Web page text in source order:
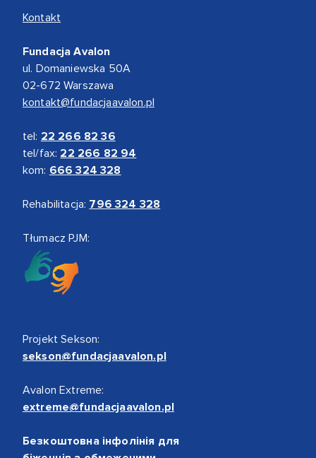
Kontakt
Fundacja Avalon
ul. Domaniewska 50A
02-672 Warszawa
kontakt@fundacjaavalon.pl
tel: 22 266 82 36
tel/fax: 22 266 82 94
kom: 666 324 328
Rehabilitacja: 796 324 328
Tłumacz PJM:
Projekt Sekson:
sekson@fundacjaavalon.pl
Avalon Extreme:
extreme@fundacjaavalon.pl
Безкоштовна інфолінія для